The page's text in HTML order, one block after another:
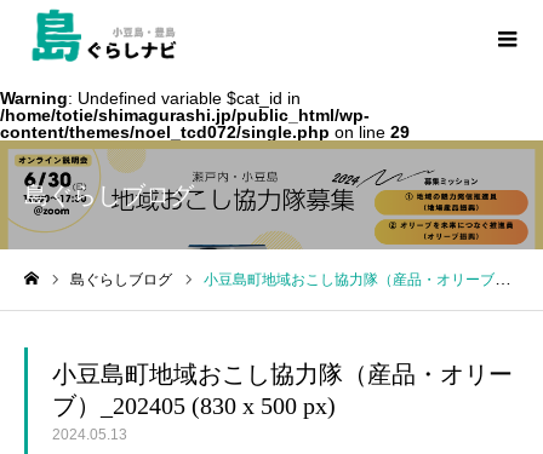
Warning: Undefined variable $cat_id in
/home/totie/shimagurashi.jp/public_html/wp-
content/themes/noel_tcd072/single.php on line 29
島ぐらしブログ
島ぐらしブログ 小豆島町地域おこし協力隊（産品・オリーブ）_202405 (830 x 500 px)
小豆島町地域おこし協力隊（産品・オリー
ブ）_202405 (830 x 500 px)
2024.05.13